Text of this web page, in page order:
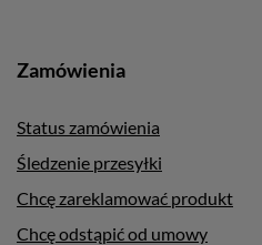
Zamówienia
Status zamówienia
Śledzenie przesyłki
Chcę zareklamować produkt
Chcę odstąpić od umowy